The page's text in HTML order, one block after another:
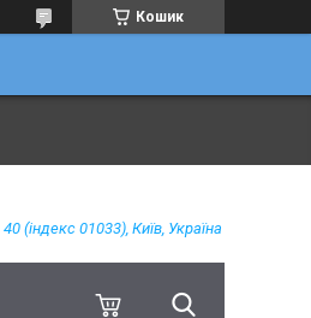
Кошик
(індекс 01033), Київ, Україна